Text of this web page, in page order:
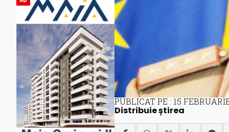
PUBLICAT PE : 15
Distribuie știrea